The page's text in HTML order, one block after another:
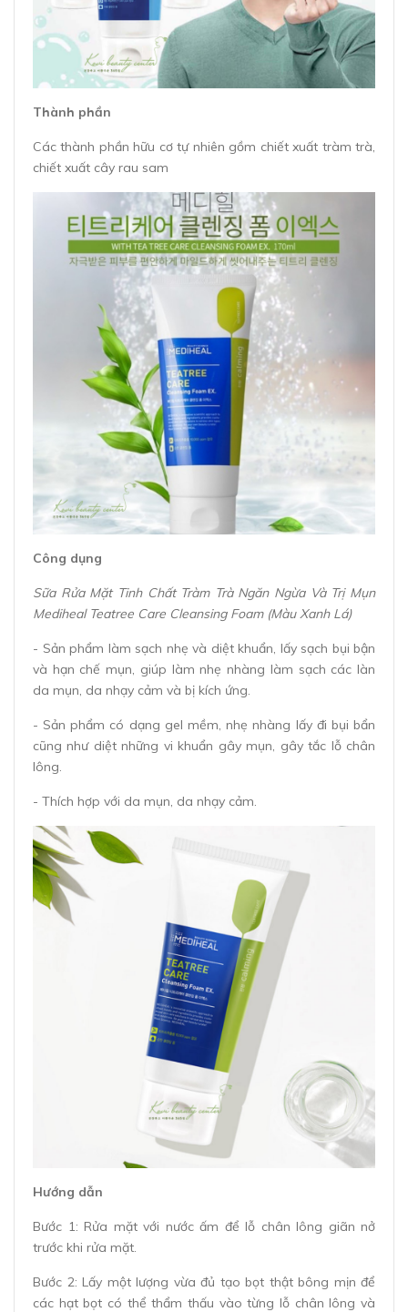
Thành phần
Các thành phần hữu cơ tự nhiên gồm chiết xuất tràm trà,
chiết xuất cây rau sam
Công dụng
Sữa Rửa Mặt Tinh Chất Tràm Trà Ngăn Ngừa Và Trị Mụn
Mediheal Teatree Care Cleansing Foam (Màu Xanh Lá)
- Sản phẩm làm sạch nhẹ và diệt khuẩn, lấy sạch bụi bận
và hạn chế mụn, giúp làm nhẹ nhàng làm sạch các làn
da mụn, da nhạy cảm và bị kích ứng.
- Sản phẩm có dạng gel mềm, nhẹ nhàng lấy đi bụi bẩn
cũng như diệt những vi khuẩn gây mụn, gây tắc lỗ chân
lông.
- Thích hợp với da mụn, da nhạy cảm.
Hướng dẫn
Bước 1: Rửa mặt với nước ấm để lỗ chân lông giãn nở
trước khi rửa mặt.
Bước 2: Lấy một lượng vừa đủ tạo bọt thật bông mịn để
các hạt bọt có thể thẩm thấu vào từng lỗ chân lông và